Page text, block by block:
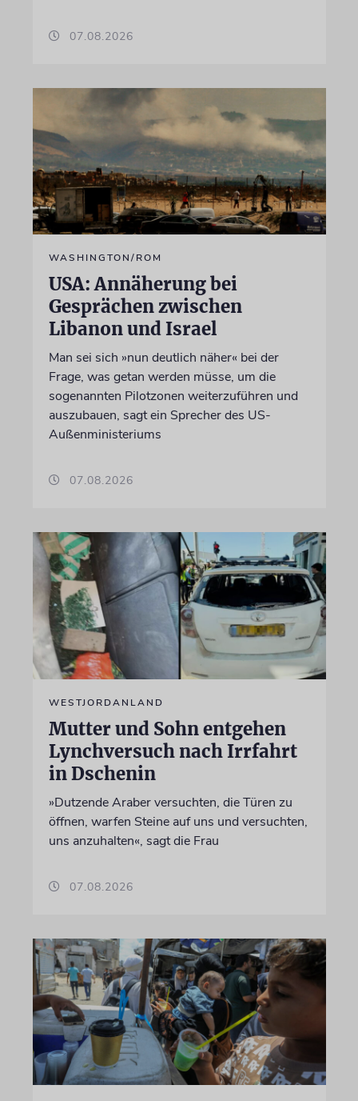
07.08.2026
WASHINGTON/ROM
USA: Annäherung bei
Gesprächen zwischen
Libanon und Israel
Man sei sich »nun deutlich näher« bei der
Frage, was getan werden müsse, um die
sogenannten Pilotzonen weiterzuführen und
auszubauen, sagt ein Sprecher des US-
Außenministeriums
07.08.2026
WESTJORDANLAND
Mutter und Sohn entgehen
Lynchversuch nach Irrfahrt
in Dschenin
»Dutzende Araber versuchten, die Türen zu
öffnen, warfen Steine auf uns und versuchten,
uns anzuhalten«, sagt die Frau
07.08.2026